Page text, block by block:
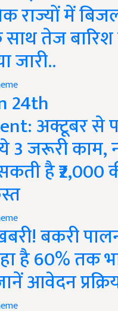
राज्यों में
तेज बारिश
जारी..
24th
अक्टूबर से
3 जरूरी काम,
है ₹2,000
बकरी
है 60% तक
आवेदन